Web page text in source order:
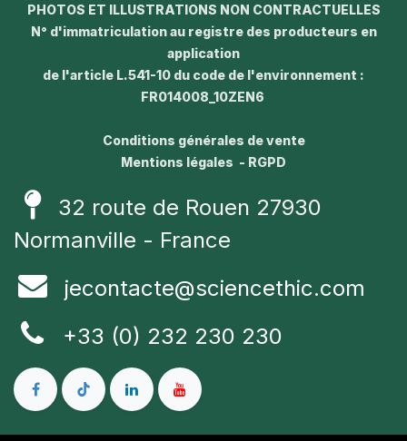
PHOTOS ET ILLUSTRATIONS NON CONTRACTUELLES
N° d'immatriculation au registre des producteurs en
application
de l'article L.541-10 du code de l'environnement :
FR014008_10ZEN6
Conditions générales de vente
Mentions légales - RGPD
32 route de Rouen 27930
Normanville - France
jecontacte@sciencethic.com
+33 (0) 232 230 230